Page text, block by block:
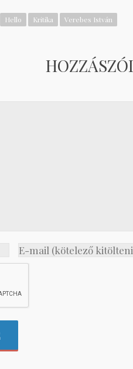
Hello Kritika Verebes István